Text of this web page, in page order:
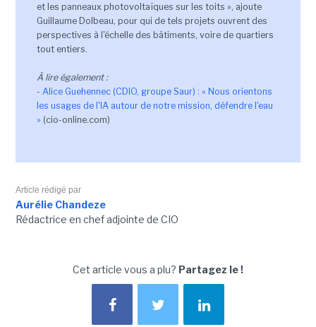
et les panneaux photovoltaïques sur les toits », ajoute
Guillaume Dolbeau, pour qui de tels projets ouvrent des
perspectives à l'échelle des bâtiments, voire de quartiers
tout entiers.
À lire également :
- Alice Guehennec (CDIO, groupe Saur) : « Nous orientons
les usages de l'IA autour de notre mission, défendre l'eau
» (cio-online.com)
Article rédigé par
Aurélie Chandeze
Rédactrice en chef adjointe de CIO
Cet article vous a plu? Partagez le !